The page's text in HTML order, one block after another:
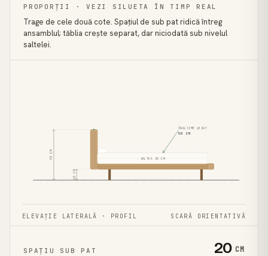
PROPORȚII · VEZI SILUETA ÎN TIMP REAL
Trage de cele două cote. Spațiul de sub pat ridică întreg
ansamblul; tăblia crește separat, dar niciodată sub nivelul
saltelei.
93
CM
20
CM
SALTEA 20 CM
ÎNĂLȚIME ȘEZUT
50 CM
ELEVAȚIE LATERALĂ · PROFIL SCARĂ ORIENTATIVĂ
SPAȚIU SUB PAT 20 CM